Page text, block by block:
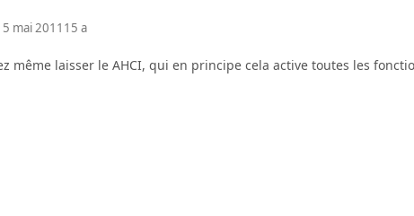
mai 2011 15 a
même laisser le AHCI, qui en principe cela active toutes les